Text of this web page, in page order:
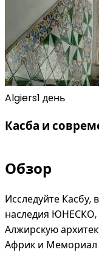
Algiers1 день
Касба и
Обзор
Исследуйте
наследия ЮНЕСКО,
Алжирскую
Африк и Мемориал